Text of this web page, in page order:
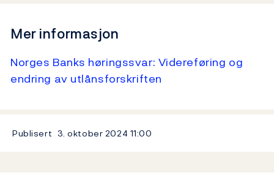
Mer informasjon
Norges Banks høringssvar: Videreføring og
endring av utlånsforskriften
Publisert 3. oktober 2024 11:00